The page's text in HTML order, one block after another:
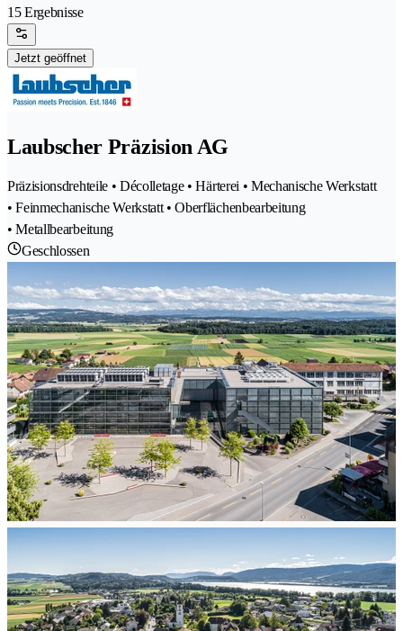
15 Ergebnisse
Jetzt geöffnet
Laubscher Präzision AG
Präzisionsdrehteile • Décolletage • Härterei • Mechanische Werkstatt
• Feinmechanische Werkstatt • Oberflächenbearbeitung
• Metallbearbeitung
Geschlossen